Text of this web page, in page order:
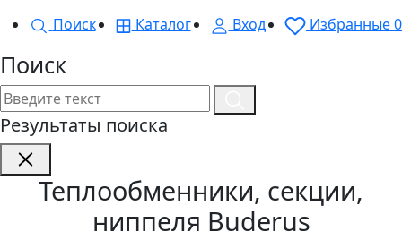
Поиск
Каталог Вход Избранные0
Поиск
Результаты поиска
Теплообменники, секции,
ниппеля Buderus